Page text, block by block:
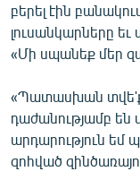
English
Русский
ՀԵՏԵՎԵՔ ՄԵԶ
բերել էին
լուսանկարները
«Մի սպանեք մեր
«Պատասխան տվե'ք
դաժանությամբ են
արդարություն եմ
զոհված